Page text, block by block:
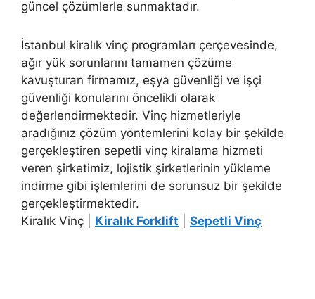
güncel çözümlerle sunmaktadır.
İstanbul kiralık vinç programları çerçevesinde,
ağır yük sorunlarını tamamen çözüme
kavuşturan firmamız, eşya güvenliği ve işçi
güvenliği konularını öncelikli olarak
değerlendirmektedir. Vinç hizmetleriyle
aradığınız çözüm yöntemlerini kolay bir şekilde
gerçekleştiren sepetli vinç kiralama hizmeti
veren şirketimiz, lojistik şirketlerinin yükleme
indirme gibi işlemlerini de sorunsuz bir şekilde
gerçekleştirmektedir.
Kiralık Vinç | Kiralık Forklift Sepetli Vinç